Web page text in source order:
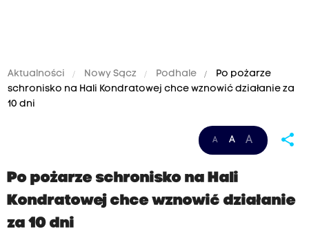
Aktualności Nowy Sącz Podhale
Po pożarze
schronisko na Hali Kondratowej chce wznowić działanie za
10 dni
A A A share
Po pożarze schronisko na Hali
Kondratowej chce wznowić działanie
za 10 dni